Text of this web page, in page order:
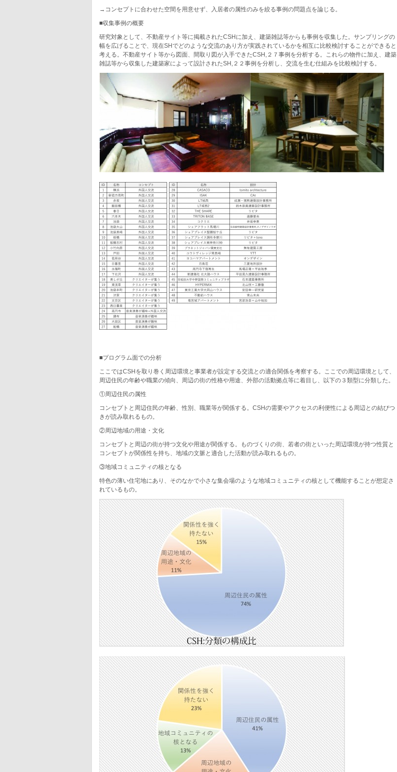
→コンセプトに合わせた空間を用意せず、入居者の属性のみを絞る事例の問題点を論じる。
■収集事例の概要
研究対象として、不動産サイト等に掲載されたCSHに加え、建築雑誌等からも事例を収集した。サンプリングの
幅を広げることで、現在SHでどのような交流のあり方が実践されているかを相互に比較検討することができると
考える。不動産サイト等から図面、間取り図が入手できたCSH,２７事例を分析する。これらの物件に加え、建築
雑誌等から収集した建築家によって設計されたSH,２２事例を分析し、交流を生む仕組みを比較検討する。
■プログラム面での分析
ここではCSHを取り巻く周辺環境と事業者が設定する交流との適合関係を考察する。ここでの周辺環境として、
周辺住民の年齢や職業の傾向、周辺の街の性格や用途、外部の活動拠点等に着目し、以下の３類型に分類した。
①周辺住民の属性
コンセプトと周辺住民の年齢、性別、職業等が関係する。CSHの需要やアクセスの利便性による周辺との結びつ
きが読み取れるもの。
②周辺地域の用途・文化
コンセプトと周辺の街が持つ文化や用途が関係する。ものづくりの街、若者の街といった周辺環境が持つ性質と
コンセプトが関係性を持ち、地域の文脈と適合した活動が読み取れるもの。
③地域コミュニティの核となる
特色の薄い住宅地にあり、そのなかで小さな集会場のような地域コミュニティの核として機能することが想定さ
れているもの。